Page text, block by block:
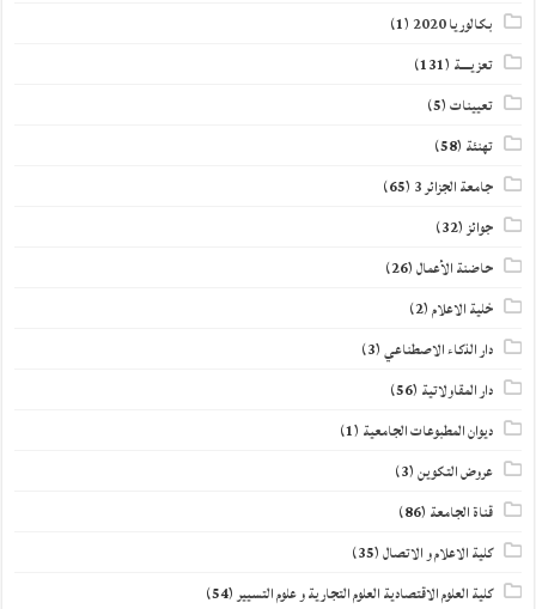
بكالوريا 2020
(1)
تعزيــــة (131)
تعيينات(5)
تهنئة (58)
جامعة الجزائر 3 (65)
جوائز(32)
حاضنة الأعمال(26)
خلية الاعلام(2)
دار الذكاء الاصطناعي(3)
دار المقاولاتية (56)
ديوان المطبوعات الجامعية (1)
عروض التكوين(3)
قناة الجامعة (86)
كلية الاعلام و الاتصال(35)
كلية العلوم الاقتصادية العلوم التجارية و علوم التسيير(54)